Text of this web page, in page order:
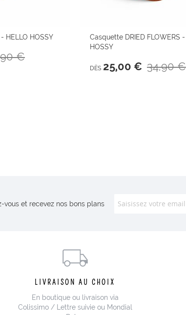
HELLO HOSSY
€
Casquette DRIED FLOWERS -
HOSSY
DÈS 25,00 € 34,90 €
vous et recevez nos bons plans
LIVRAISON AU CHOIX
En boutique ou livraison via
Colissimo / Lettre suivie ou Mondial